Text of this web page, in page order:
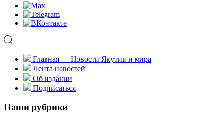
Главная — Новости Якутии и мира
Лента новостей
Об издании
Подписаться
Наши рубрики